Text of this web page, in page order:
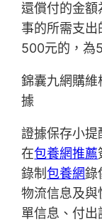
還償付的金
事的所需支
500元的，為
錦囊九網購
據
證據保存小提
在包養網推薦
錄制包養網錄
物流信息及
單信息、付